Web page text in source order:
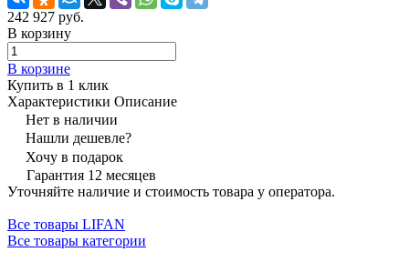
242 927 руб.
В корзину
В корзине
Купить в 1 клик
Характеристики Описание
Нет в наличии
Нашли дешевле?
Хочу в подарок
Гарантия 12 месяцев
Уточняйте наличие и стоимость товара у оператора.
Все товары LIFAN
Все товары категории